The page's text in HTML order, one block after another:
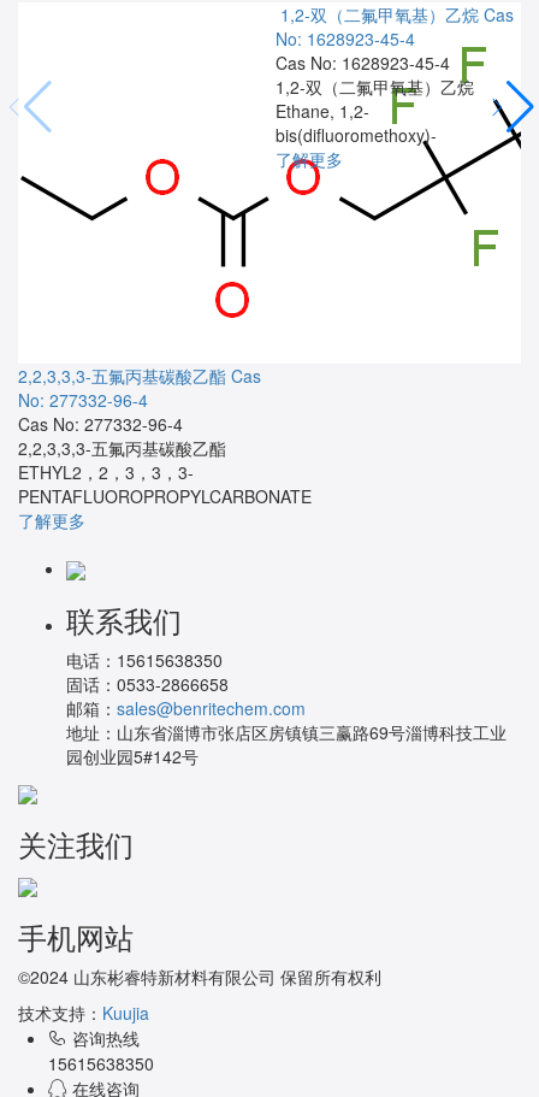
2,2,3,3,3-五氟丙基碳酸乙酯 Cas
No: 277332-96-4
Cas No: 277332-96-4
2,2,3,3,3-五氟丙基碳酸乙酯
ETHYL2，2，3，3，3-
PENTAFLUOROPROPYLCARBONATE
了解更多
1,2-双（二氟甲氧基）乙烷 Cas
No: 1628923-45-4
Cas No: 1628923-45-4
1,2-双（二氟甲氧基）乙烷
Ethane, 1,2-
bis(difluoromethoxy)-
了解更多
联系我们
电话： 15615638350
固话： 0533-2866658
邮箱： sales@benritechem.com
地址： 山东省淄博市张店区房镇镇三赢路69号淄博科技工业
园创业园5#142号
关注我们
手机网站
©2024 山东彬睿特新材料有限公司 保留所有权利
技术支持： Kuujia
咨询热线
15615638350
在线咨询